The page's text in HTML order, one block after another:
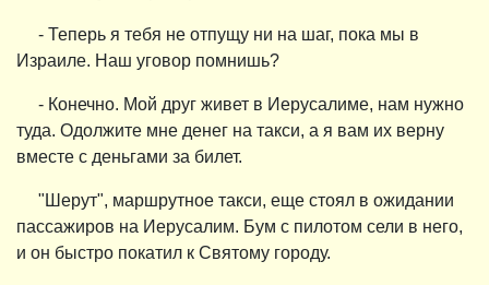
- Теперь я тебя не отпущу ни на шаг, пока мы в
Израиле. Наш уговор помнишь?
- Конечно. Мой друг живет в Иерусалиме, нам нужно
туда. Одолжите мне денег на такси, а я вам их верну
вместе с деньгами за билет.
"Шерут", маршрутное такси, еще стоял в ожидании
пассажиров на Иерусалим. Бум с пилотом сели в него,
и он быстро покатил к Святому городу.